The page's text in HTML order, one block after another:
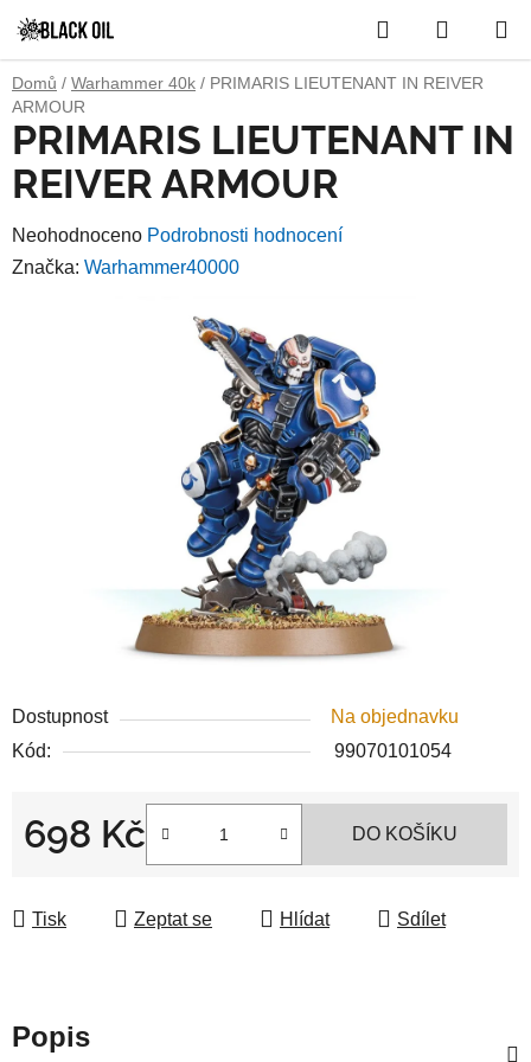
na
obsah
Hledat
KOŠÍK
Domů / Warhammer 40k / PRIMARIS LIEUTENANT IN REIVER
ARMOUR
Dostupnost
Na objednavku
Kód:
99070101054
698 Kč DO KOŠÍKU
Tisk Zeptat se Hlídat Sdílet
PRIMARIS LIEUTENANT IN
REIVER ARMOUR
Průměrné
hodnocení
Neohodnoceno Podrobnosti hodnocení
Značka: Warhammer40000
Popis